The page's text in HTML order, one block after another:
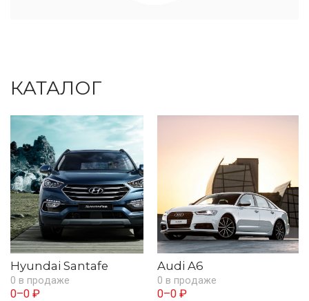
КАТАЛОГ
Hyundai Santafe
0 в продаже
0–0 ₽
Audi A6
0 в продаже
0–0 ₽